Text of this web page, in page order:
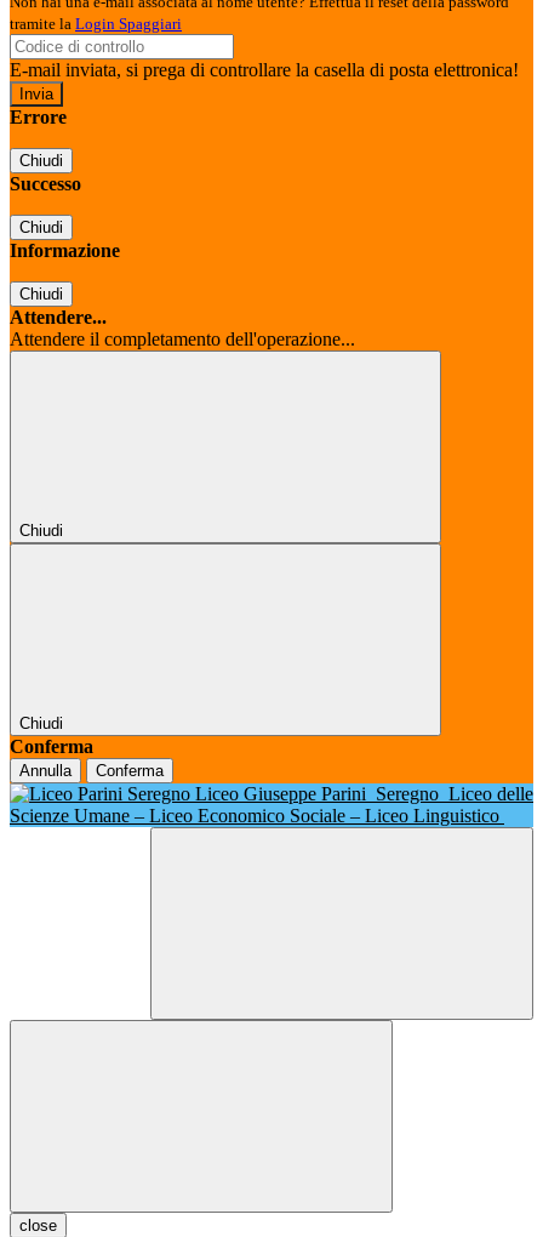
tramite la Login Spaggiari
E-mail inviata, si prega di controllare la casella di posta elettronica!
Errore
Chiudi
Successo
Chiudi
Informazione
Chiudi
Attendere...
Attendere il completamento dell'operazione...
Chiudi
Chiudi
Conferma
Annulla Conferma
Liceo Giuseppe Parini Seregno Liceo delle
Scienze Umane – Liceo Economico Sociale – Liceo Linguistico
close